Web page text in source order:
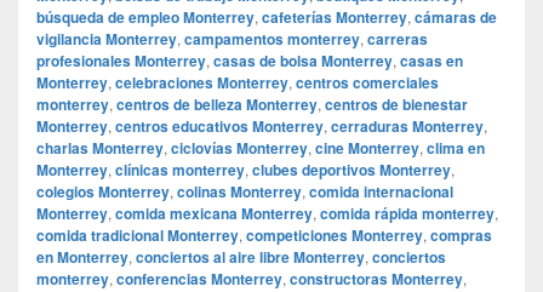
búsqueda de empleo Monterrey, cafeterías Monterrey, cámaras de
vigilancia Monterrey, campamentos monterrey, carreras
profesionales Monterrey, casas de bolsa Monterrey, casas en
Monterrey, celebraciones Monterrey, centros comerciales
monterrey, centros de belleza Monterrey, centros de bienestar
Monterrey, centros educativos Monterrey, cerraduras Monterrey,
charlas Monterrey, ciclovías Monterrey, cine Monterrey, clima en
Monterrey, clínicas monterrey, clubes deportivos Monterrey,
colegios Monterrey, colinas Monterrey, comida internacional
Monterrey, comida mexicana Monterrey, comida rápida monterrey,
comida tradicional Monterrey, competiciones Monterrey, compras
en Monterrey, conciertos al aire libre Monterrey, conciertos
monterrey, conferencias Monterrey, constructoras Monterrey,